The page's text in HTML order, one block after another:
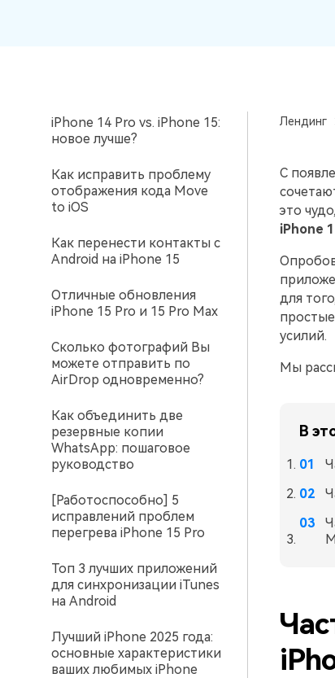
восстанавливайте
резервные копии.
iPhone 14 Pro vs. iPhone 15:
новое лучше?
Как исправить проблему
отображения кода Move
to iOS
Как перенести контакты с
Android на iPhone 15
Отличные обновления
iPhone 15 Pro и 15 Pro Max
Сколько фотографий Вы
можете отправить по
AirDrop одновременно?
Как объединить две
резервные копии
WhatsApp: пошаговое
руководство
[Работоспособно] 5
исправлений проблем
перегрева iPhone 15 Pro
Топ 3 лучших приложений
для синхронизации iTunes
на Android
Лучший iPhone 2025 года:
основные характеристики
ваших любимых iPhone
Лендинг
С
это
iPhone
для
усилий.
Мы
В